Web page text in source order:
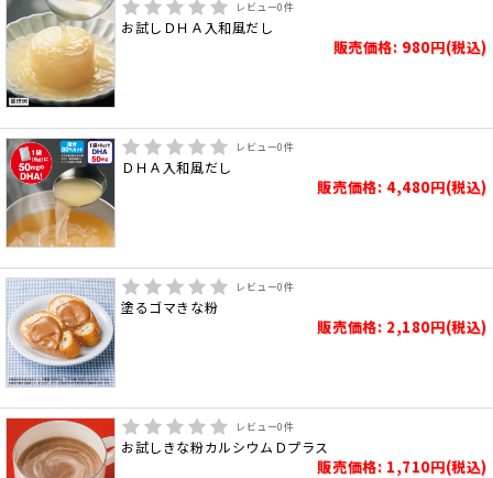
レビュー0件
お試しＤＨＡ入和風だし
販売価格: 980円(税込)
レビュー0件
ＤＨＡ入和風だし
販売価格: 4,480円(税込)
レビュー0件
塗るゴマきな粉
販売価格: 2,180円(税込)
レビュー0件
お試しきな粉カルシウムＤプラス
販売価格: 1,710円(税込)